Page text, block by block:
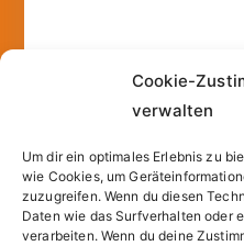
Cookie-
verwalten
Um dir ein optimales Erlebnis zu
wie Cookies, um
zuzugreifen. Wenn du diesen
Daten wie das Surfverhalten oder
verarbeiten. Wenn du deine
Weight
Dimensions